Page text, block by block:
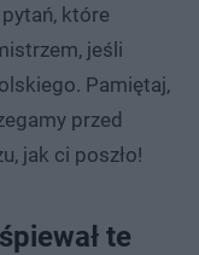
które
jeśli
Pamiętaj,
przed
jak ci poszło!
te